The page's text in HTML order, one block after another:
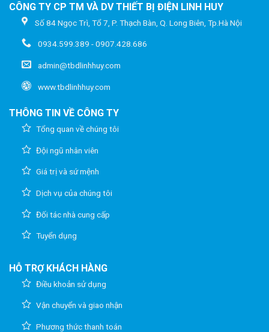
CÔNG TY CP TM VÀ DV THIẾT BỊ ĐIỆN LINH HUY
Số 84 Ngọc Trì, Tổ 7, P. Thạch Bàn, Q. Long Biên, Tp.Hà Nội
0934.599.389 - 0907.428.686
admin@tbdlinhhuy.com
www.tbdlinhhuy.com
THÔNG TIN VỀ CÔNG TY
Tổng quan về chúng tôi
Đội ngũ nhân viên
Giá trị và sứ mệnh
Dịch vụ của chúng tôi
Đối tác nhà cung cấp
Tuyển dụng
HỖ TRỢ KHÁCH HÀNG
Điều khoản sử dụng
Vận chuyển và giao nhận
Phương thức thanh toán